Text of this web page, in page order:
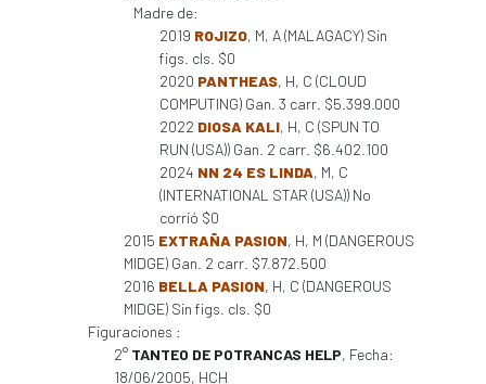
Madre de:
2019 ROJIZO, M, A (MALAGACY) Sin
figs. cls. $0
2020 PANTHEAS, H, C (CLOUD
COMPUTING) Gan. 3 carr. $5.399.000
2022 DIOSA KALI, H, C (SPUN TO
RUN (USA)) Gan. 2 carr. $6.402.100
2024 NN 24 ES LINDA, M, C
(INTERNATIONAL STAR (USA)) No
corrió $0
2015 EXTRAÑA PASION, H, M (DANGEROUS
MIDGE) Gan. 2 carr. $7.872.500
2016 BELLA PASION, H, C (DANGEROUS
MIDGE) Sin figs. cls. $0
Figuraciones :
2° TANTEO DE POTRANCAS HELP, Fecha:
18/06/2005, HCH